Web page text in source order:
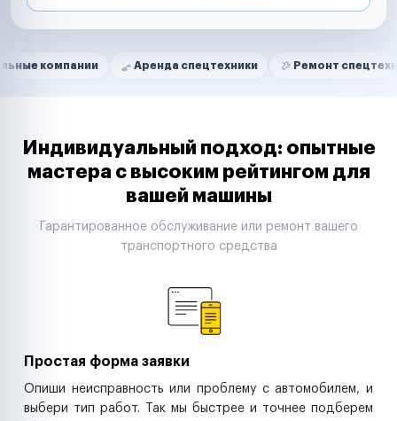
Нам доверяют
Аренда спецтехники Ремонт спецтехники
Маркетплейсы
Таксопарки
Автодилеры
Строительные компании
Аренда спецтехники
Индивидуальный подход: опытные
мастера с высоким рейтингом для
вашей машины
Гарантированное обслуживание или ремонт вашего
транспортного средства
Простая форма заявки
Опиши неисправность или проблему с автомобилем, и
выбери тип работ. Так мы быстрее и точнее подберем